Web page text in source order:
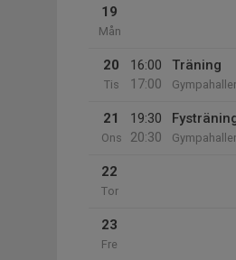
19
Mån
20
Tis
16:00
17:00
Träning
21
Ons
19:30
20:30
22
Tor
23
Fre